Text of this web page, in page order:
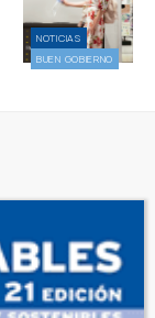
NOTICIAS
BUEN GOBIERNO